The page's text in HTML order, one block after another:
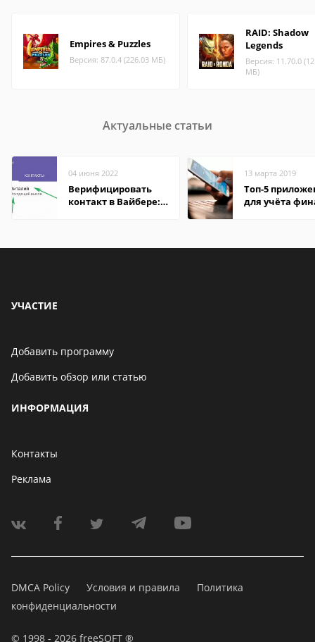
Empires & Puzzles
Версия: 87.0.4 (226.03 МБ)
RAID: Shadow
Legends
Версия: 11.70.0
МБ)
Актуальные статьи
04 июня 2022
Верифицировать
контакт в Вайбере:
13 марта 2019
Топ-5
для учёта
УЧАСТИЕ
Добавить программу
Добавить обзор или статью
ИНФОРМАЦИЯ
Контакты
Реклама
DMCA Policy Условия и правила
Политика
конфиденциальности
© 1998 - 2026 freeSOFT ®